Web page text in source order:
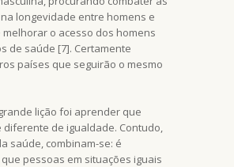
longevidade entre homens e
melhorar o acesso dos homens
de saúde [7]. Certamente
países que seguirão o mesmo
lição foi aprender que
diferente de igualdade. Contudo,
saúde, combinam-se: é
pessoas em situações iguais